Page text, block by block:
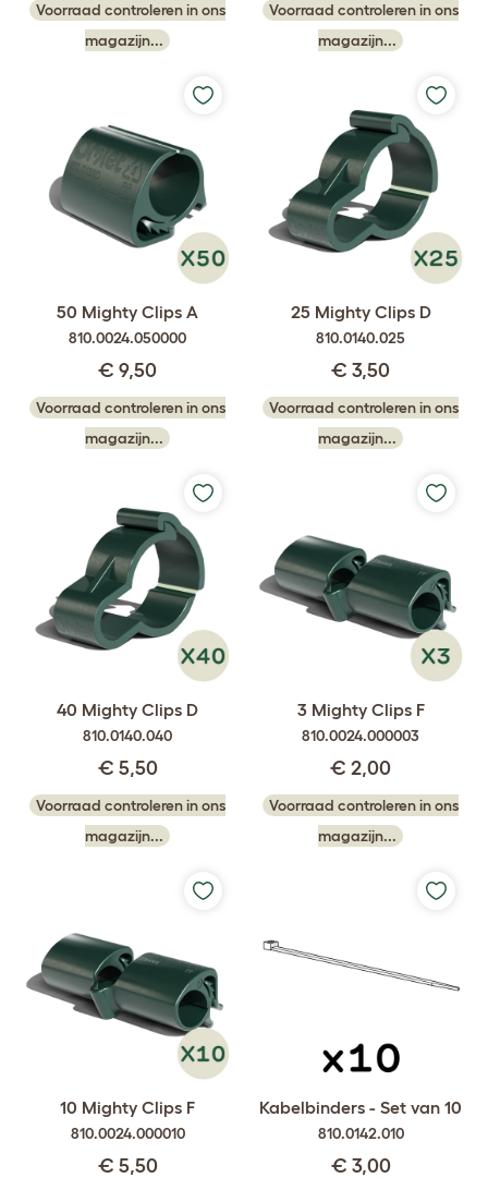
Voorraad controleren in ons
magazijn...
Voorraad controleren in ons
magazijn...
50 Mighty Clips A
810.0024.050000
€ 9,50
Voorraad controleren in ons
magazijn...
25 Mighty Clips D
810.0140.025
€ 3,50
Voorraad controleren in ons
magazijn...
40 Mighty Clips D
810.0140.040
€ 5,50
Voorraad controleren in ons
magazijn...
3 Mighty Clips F
810.0024.000003
€ 2,00
Voorraad controleren in ons
magazijn...
10 Mighty Clips F
810.0024.000010
€ 5,50
Kabelbinders - Set van 10
810.0142.010
€ 3,00